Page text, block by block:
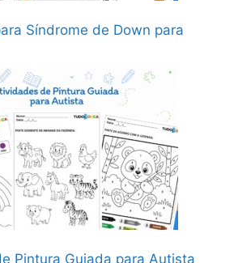
Síndrome de Down para
Pintura Guiada para Autista